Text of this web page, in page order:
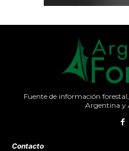
Fuente de información
Argentina y
Contacto